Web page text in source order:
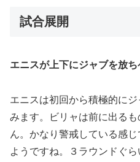
試合展開
エニスが上下にジャブを放
エニスは初回から積極的に
みます。ビリャは前に出る
ん。かなり警戒している感
ようですね。３ラウンドぐ